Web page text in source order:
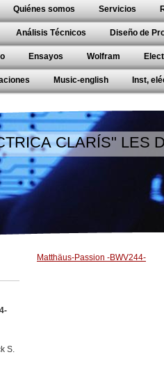
Quiénes somos Servicios
Análisis Técnicos Diseño de
Ensayos Wolfram
Music-english Inst,
CLARÍS" LES
S.
Matthäus-Passion -BWV244-